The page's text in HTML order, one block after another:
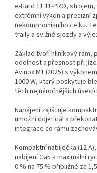
e-Hard 11.11-PRO,
extrémní výkon a precizní
nekompromisního celku.
traily a svižné sjezdy a
Základ tvoří hliníkový rám,
odolnost a přesnost při
Avinox M1 (2025) s
1000 W, který poskytuje
těch nejnáročnějších
Napájení zajišťuje
umožní dojet dál a
integrace do rámu
Kompaktní nabíječka (12
nabíjení GaN a maximální
0 % na 75 % přibližně za